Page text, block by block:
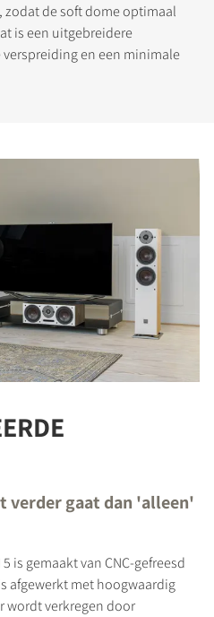
zodat de soft dome optimaal
is een uitgebreidere
en een minimale
verder gaat dan 'alleen'
is gemaakt van CNC-gefreesd
afgewerkt met hoogwaardig
wordt verkregen door